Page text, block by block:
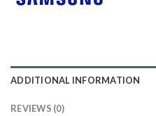
ADDITIONAL INFORMATION
REVIEWS (0)